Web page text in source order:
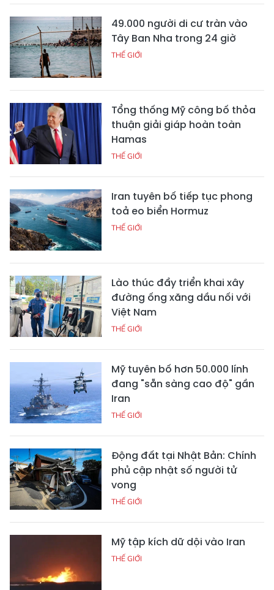
49.000 người di cư tràn vào
Tây Ban Nha trong 24 giờ
THẾ GIỚI
Tổng thống Mỹ công bố thỏa
thuận giải giáp hoàn toàn
Hamas
THẾ GIỚI
Iran tuyên bố tiếp tục phong
toả eo biển Hormuz
THẾ GIỚI
Lào thúc đẩy triển khai xây
đường ống xăng dầu nối với
Việt Nam
THẾ GIỚI
Mỹ tuyên bố hơn 50.000 lính
đang "sẵn sàng cao độ" gần
Iran
THẾ GIỚI
Động đất tại Nhật Bản: Chính
phủ cập nhật số người tử
vong
THẾ GIỚI
Mỹ tập kích dữ dội vào Iran
THẾ GIỚI